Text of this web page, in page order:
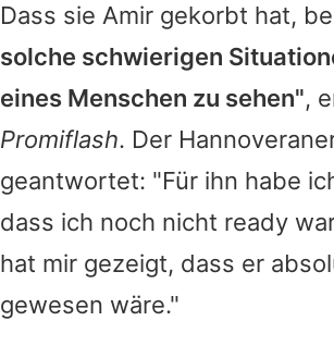
Dass sie Amir gekorbt hat,
solche schwierigen
eines Menschen zu sehen",
Promiflash. Der
geantwortet: "Für ihn habe
dass ich noch nicht ready
hat mir gezeigt, dass er
gewesen wäre."